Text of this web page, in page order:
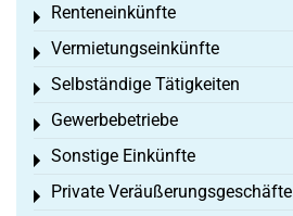
Renteneinkünfte
Toggle menu
Vermietungseinkünfte
Toggle menu
Selbständige Tätigkeiten
Toggle menu
Gewerbebetriebe
Toggle menu
Sonstige Einkünfte
Toggle menu
Private Veräußerungsgeschäfte
Toggle menu